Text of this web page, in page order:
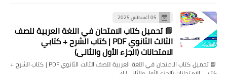
05 أغسطس 2025
📘 تحميل كتاب الامتحان في اللغة العربية للصف
الثالث الثانوي PDF | كتاب الشرح + كتابي
الامتحانات (الجزء الأول والثاني)
📘 تحميل كتاب الامتحان في اللغة العربية للصف الثالث الثانوي PDF | كتاب الشرح +